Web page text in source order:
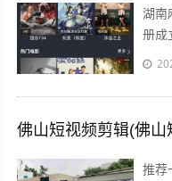
湖南
册成
注
推荐